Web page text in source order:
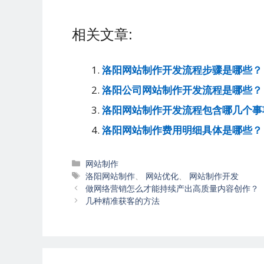
相关文章:
洛阳网站制作开发流程步骤是哪些？
洛阳公司网站制作开发流程是哪些？
洛阳网站制作开发流程包含哪几个
洛阳网站制作费用明细具体是哪些？
分
类
网站制作
标
签
洛阳网站制作 网站优化
网站制作开发
文
章
做网络营销怎么才能持续产出高质量内容创作？
几种精准获客的方法